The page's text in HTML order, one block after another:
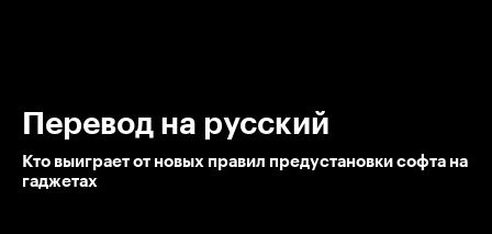
Перевод на русский
Кто выиграет от новых правил предустановки софта на
гаджетах